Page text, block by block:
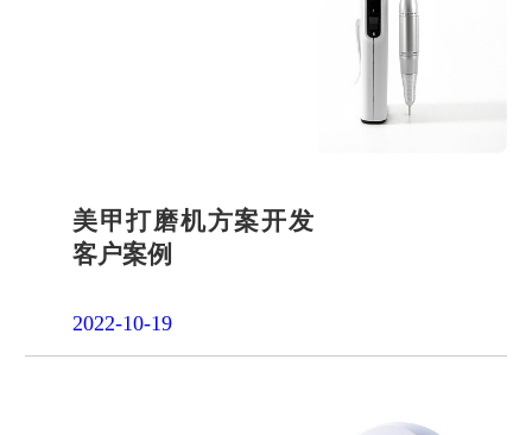
美甲打磨机方案开发
客户案例
2022-10-19